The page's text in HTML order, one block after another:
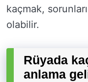
kaçmak,
olabilir.
Rüyada
anlama